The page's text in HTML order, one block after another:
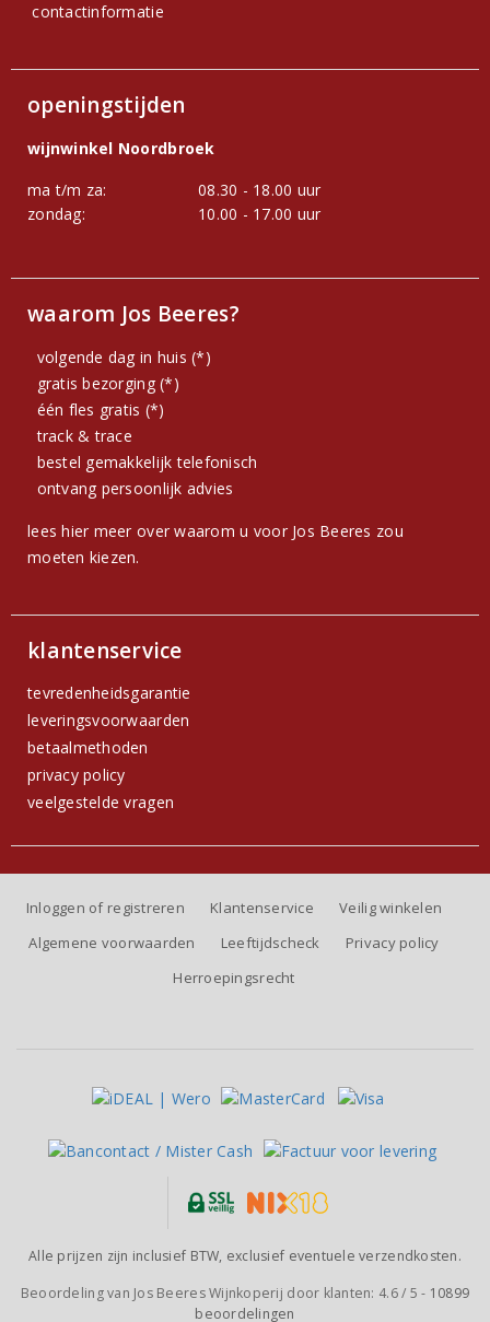
contactinformatie
openingstijden
wijnwinkel Noordbroek
ma t/m za:
08.30 - 18.00 uur
zondag:
10.00 - 17.00 uur
waarom Jos Beeres?
volgende dag in huis (*)
gratis bezorging (*)
één fles gratis (*)
track & trace
bestel gemakkelijk telefonisch
ontvang persoonlijk advies
lees hier meer over waarom u voor Jos Beeres zou
moeten kiezen.
klantenservice
tevredenheidsgarantie
leveringsvoorwaarden
betaalmethoden
privacy policy
veelgestelde vragen
Inloggen of registreren Klantenservice
Veilig winkelen
Algemene voorwaarden
Leeftijdscheck
Privacy policy
Herroepingsrecht
Alle prijzen zijn inclusief BTW, exclusief eventuele verzendkosten.
Beoordeling van Jos Beeres Wijnkoperij door klanten: 4.6/ 5 - 10899
beoordelingen